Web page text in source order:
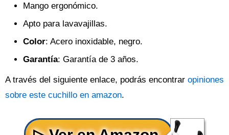
Mango ergonómico.
Apto para lavavajillas.
Color: Acero inoxidable, negro.
Garantía: Garantía de 3 años.
A través del siguiente enlace, podrás encontrar opiniones
sobre este cuchillo en amazon.